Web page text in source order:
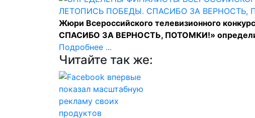
Жюри Всероссийского телевизионного
СПАСИБО ЗА ВЕРНОСТЬ, ПОТОМКИ!»
Подробнее ...
Читайте так же: